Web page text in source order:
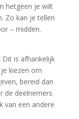
hetgeen je wilt
Zo kan je tellen
– midden.
Dit is afhankelijk
kiezen om
bereid dan
de deelnemers
van een andere